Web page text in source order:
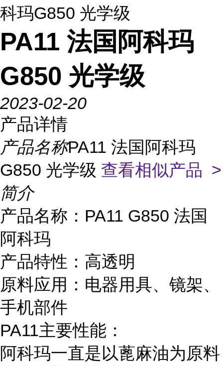
科玛G850 光学级
PA11 法国阿科玛
G850 光学级
2023-02-20
产品详情
产品名称PA11 法国阿科玛
G850 光学级 查看相似产品 >
简介
产品名称：PA11 G850 法国
阿科玛
产品特性：高透明
原料应用：电器用具、镜架、
手机部件
PA11主要性能：
阿科玛一直是以蓖麻油为原料